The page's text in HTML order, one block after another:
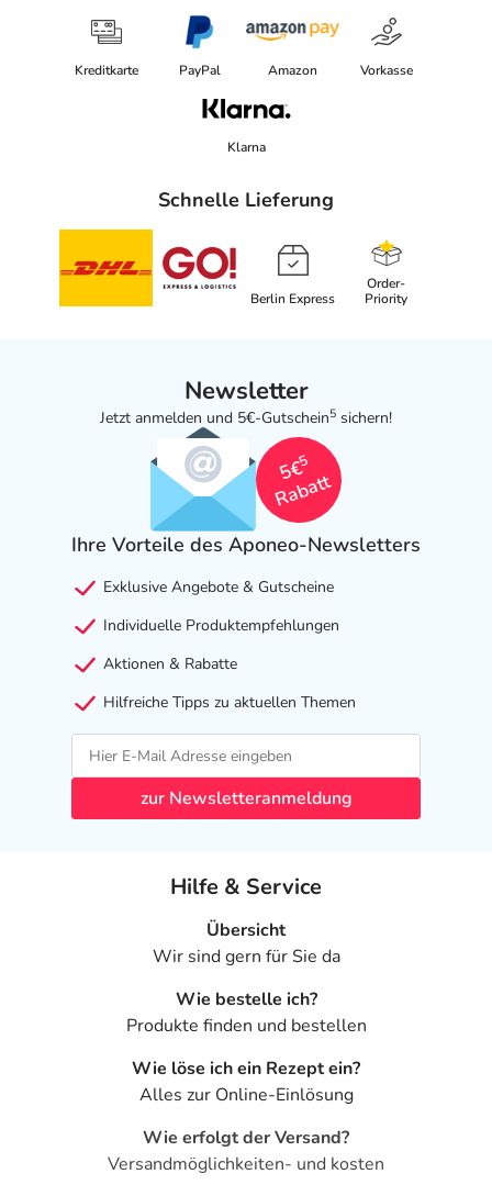
Kreditkarte PayPal Amazon Vorkasse
Klarna
Schnelle Lieferung
Berlin Express
Order-
Priority
Newsletter
Jetzt anmelden und 5€-Gutschein5 sichern!
5€
5
Rabatt
Ihre Vorteile des Aponeo-Newsletters
Exklusive Angebote & Gutscheine
Individuelle Produktempfehlungen
Aktionen & Rabatte
Hilfreiche Tipps zu aktuellen Themen
zur Newsletteranmeldung
Hilfe & Service
Übersicht
Wir sind gern für Sie da
Wie bestelle ich?
Produkte finden und bestellen
Wie löse ich ein Rezept ein?
Alles zur Online-Einlösung
Wie erfolgt der Versand?
Versandmöglichkeiten- und kosten